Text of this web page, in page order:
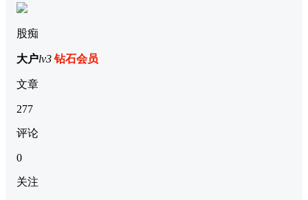
股痴
大户lv3 钻石会员
文章
277
评论
0
关注